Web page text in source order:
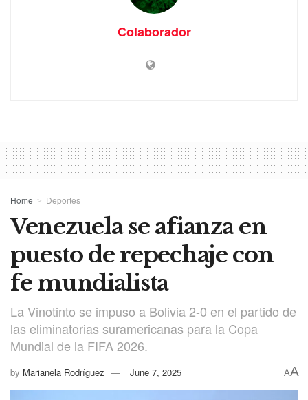
Colaborador
Home Deportes
Venezuela se afianza en
puesto de repechaje con
fe mundialista
La Vinotinto se impuso a Bolivia 2-0 en el partido de
las eliminatorias suramericanas para la Copa
Mundial de la FIFA 2026.
by Marianela Rodríguez June 7, 2025 AA